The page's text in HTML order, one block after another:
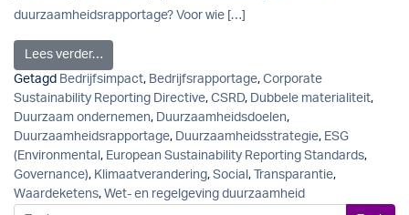
duurzaamheidsrapportage? Voor wie […]
Lees verder…from CSRD duurzaamheidsrapportage: Alles wat je
Getagd Bedrijfsimpact, Bedrijfsrapportage, Corporate
Sustainability Reporting Directive, CSRD, Dubbele materialiteit,
Duurzaam ondernemen, Duurzaamheidsdoelen,
Duurzaamheidsrapportage, Duurzaamheidsstrategie, ESG
(Environmental , European Sustainability Reporting Standards,
Governance), Klimaatverandering, Social , Transparantie,
Waardeketens, Wet- en regelgeving duurzaamheid